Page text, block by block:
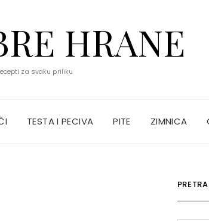
HRANE
za svaku priliku
TESTA I PECIVA PITE ZIMNICA